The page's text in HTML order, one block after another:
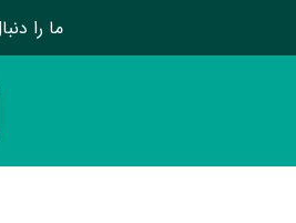
ما را